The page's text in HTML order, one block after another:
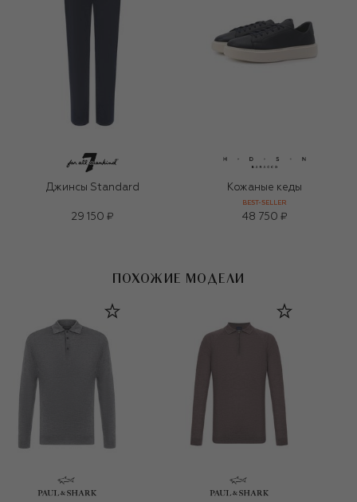
Джинсы Standard
29 150 ₽
Кожаные кеды
BEST-SELLER
48 750 ₽
ПОХОЖИЕ МОДЕЛИ